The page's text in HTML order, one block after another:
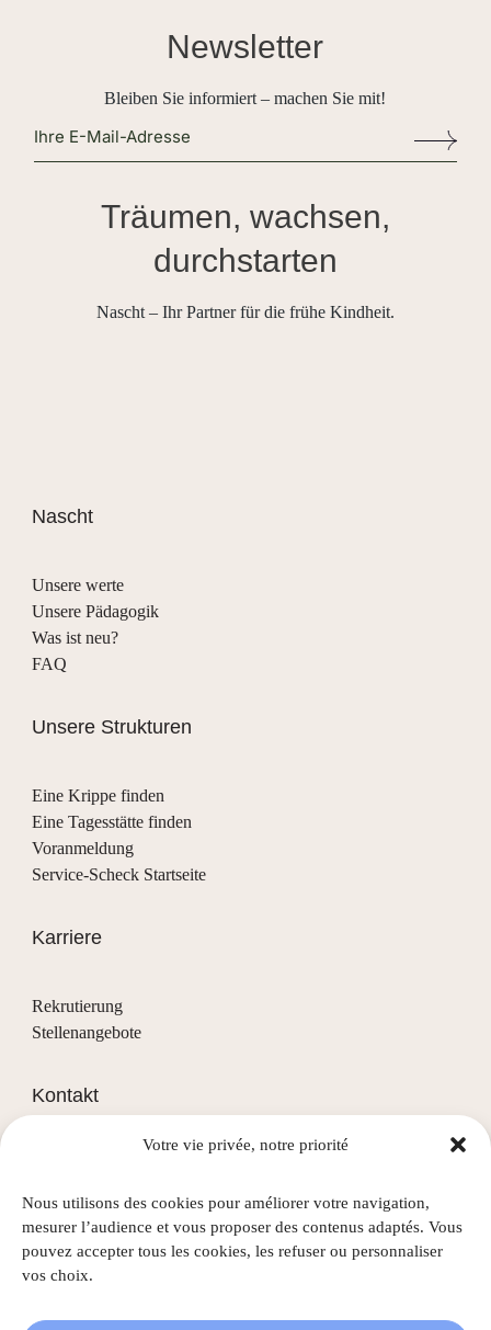
Votre vie privée, notre priorité
Nous utilisons des cookies pour améliorer votre navigation,
mesurer l’audience et vous proposer des contenus adaptés. Vous
pouvez accepter tous les cookies, les refuser ou personnaliser
vos choix.
Newsletter
Bleiben Sie informiert – machen Sie mit!
Träumen, wachsen,
durchstarten
Nascht – Ihr Partner für die frühe Kindheit.
Nascht
Unsere werte
Unsere Pädagogik
Was ist neu?
FAQ
Unsere Strukturen
Eine Krippe finden
Eine Tagesstätte finden
Voranmeldung
Service-Scheck Startseite
Karriere
Rekrutierung
Stellenangebote
Kontakt
L-3911 Mondercange